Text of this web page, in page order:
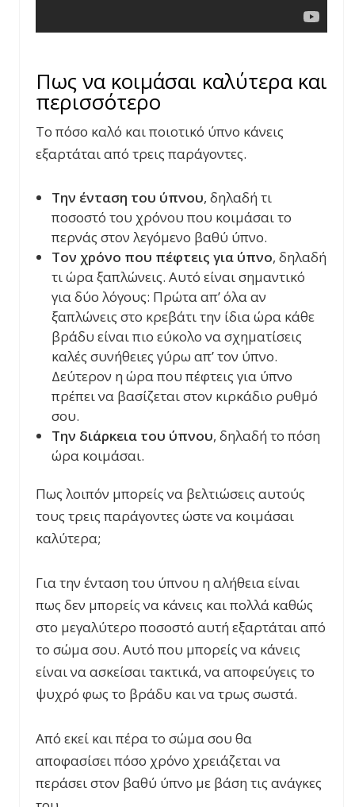
Πως να κοιμάσαι καλύτερα και
περισσότερο
Το πόσο καλό και ποιοτικό ύπνο κάνεις
εξαρτάται από τρεις παράγοντες.
Την ένταση του ύπνου, δηλαδή τι
ποσοστό του χρόνου που κοιμάσαι το
περνάς στον λεγόμενο βαθύ ύπνο.
Τον χρόνο που πέφτεις για ύπνο, δηλαδή
τι ώρα ξαπλώνεις. Αυτό είναι σημαντικό
για δύο λόγους: Πρώτα απ’ όλα αν
ξαπλώνεις στο κρεβάτι την ίδια ώρα κάθε
βράδυ είναι πιο εύκολο να σχηματίσεις
καλές συνήθειες γύρω απ’ τον ύπνο.
Δεύτερον η ώρα που πέφτεις για ύπνο
πρέπει να βασίζεται στον κιρκάδιο ρυθμό
σου.
Την διάρκεια του ύπνου, δηλαδή το πόση
ώρα κοιμάσαι.
Πως λοιπόν μπορείς να βελτιώσεις αυτούς
τους τρεις παράγοντες ώστε να κοιμάσαι
καλύτερα;
Για την ένταση του ύπνου η αλήθεια είναι
πως δεν μπορείς να κάνεις και πολλά καθώς
στο μεγαλύτερο ποσοστό αυτή εξαρτάται από
το σώμα σου. Αυτό που μπορείς να κάνεις
είναι να ασκείσαι τακτικά, να αποφεύγεις το
ψυχρό φως το βράδυ και να τρως σωστά.
Από εκεί και πέρα το σώμα σου θα
αποφασίσει πόσο χρόνο χρειάζεται να
περάσει στον βαθύ ύπνο με βάση τις ανάγκες